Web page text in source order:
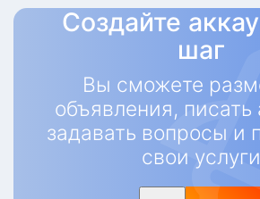
Создайте
шаг
Вы сможете
объявления, писать
задавать вопросы и
свои услуги